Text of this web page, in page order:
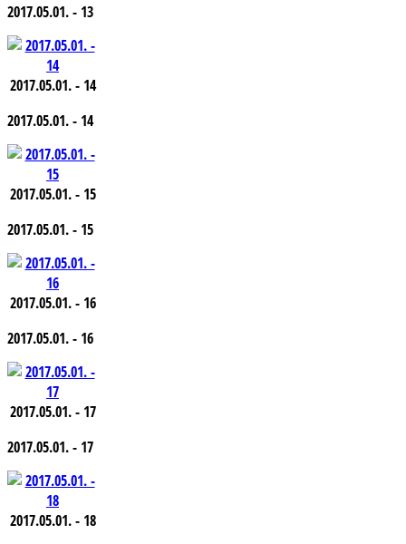
2017.05.01. - 13
2017.05.01. - 14
2017.05.01. - 14
2017.05.01. - 15
2017.05.01. - 15
2017.05.01. - 16
2017.05.01. - 16
2017.05.01. - 17
2017.05.01. - 17
2017.05.01. - 18